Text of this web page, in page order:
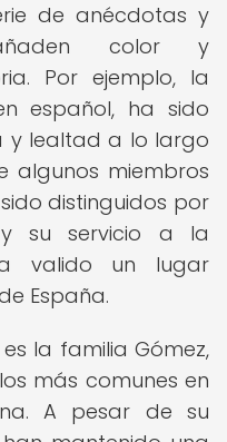
de anécdotas y
color y
Por ejemplo, la
español, ha sido
y lealtad a lo largo
algunos miembros
distinguidos por
y su servicio a la
valido un lugar
España.
la familia Gómez,
más comunes en
A pesar de su